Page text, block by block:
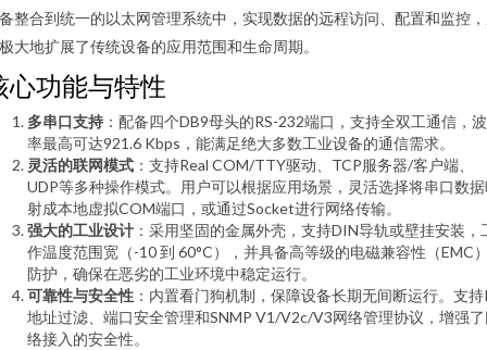
整合到统一的以太网管理系统中，实现数据的远程访问、配置和监控
大地扩展了传统设备的应用范围和生命周期。
心功能与特性
多串口支持 ：配备四个DB9母头的RS-232端口，支持全双工通信，
率最高可达921.6 Kbps，能满足绝大多数工业设备的通信需求。
灵活的联网模式 ：支持Real COM/TTY驱动、TCP服务器/客户端、
UDP等多种操作模式。用户可以根据应用场景，灵活选择将串口数
射成本地虚拟COM端口，或通过Socket进行网络传输。
强大的工业设计 ：采用坚固的金属外壳，支持DIN导轨或壁挂安装，
作温度范围宽（-10 到 60°C），并具备高等级的电磁兼容性（EMC
防护，确保在恶劣的工业环境中稳定运行。
可靠性与安全性 ：内置看门狗机制，保障设备长期无间断运行。支
地址过滤、端口安全管理和SNMP V1/V2c/V3网络管理协议，增强
络接入的安全性。